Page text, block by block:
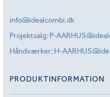
info@idealcombi.dk
Projektsalg: P-
Håndværker: H-
PRODUKTINFORMATION